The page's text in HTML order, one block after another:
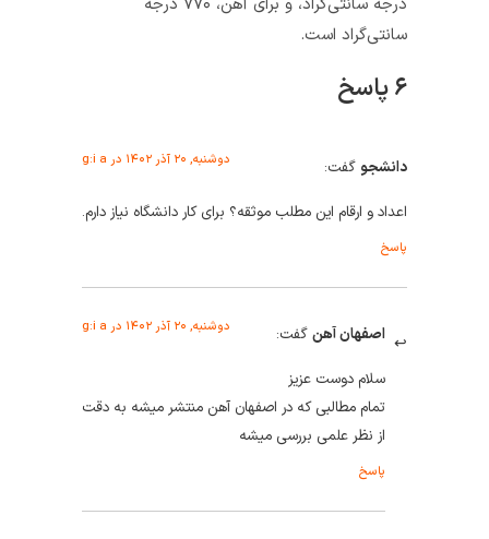
سانتی‌گراد است.
گفت:
اعداد و ارقام این مطلب موثقه؟ برای کار دانشگاه نیاز دارم.
اصفهان آهنگفت: دوشنبه, ۲۰ آذر ۱۴۰۲ در g:i a
سلام دوست عزیز
تمام مطالبی که در اصفهان آهن منتشر میشه به دقت
از نظر علمی بررسی میشه